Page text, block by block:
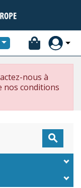
nous à
nos conditions
